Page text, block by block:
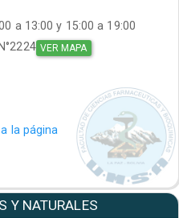
a 13:00 y 15:00 a 19:00
VER MAPA
la página
Y NATURALES